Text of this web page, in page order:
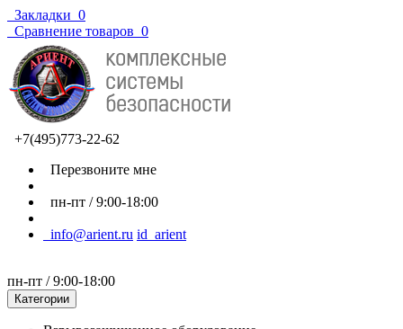
Закладки 0
Сравнение товаров 0
+7(495)773-22-62
Перезвоните мне
пн-пт / 9:00-18:00
info@arient.ru id_arient
пн-пт / 9:00-18:00
Категории